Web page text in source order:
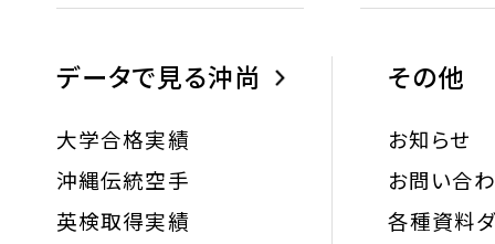
データで見る沖尚
大学合格実績
沖縄伝統空手
英検取得実績
その他
お知らせ
お問い合
各種資料